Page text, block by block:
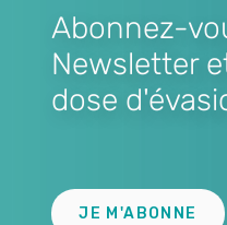
Abonnez-
Newsletter
dose
JE M'ABONNE